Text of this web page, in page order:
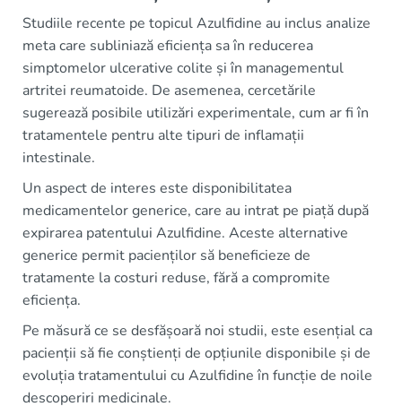
Studiile recente pe topicul Azulfidine au inclus analize
meta care subliniază eficiența sa în reducerea
simptomelor ulcerative colite și în managementul
artritei reumatoide. De asemenea, cercetările
sugerează posibile utilizări experimentale, cum ar fi în
tratamentele pentru alte tipuri de inflamații
intestinale.
Un aspect de interes este disponibilitatea
medicamentelor generice, care au intrat pe piață după
expirarea patentului Azulfidine. Aceste alternative
generice permit pacienților să beneficieze de
tratamente la costuri reduse, fără a compromite
eficiența.
Pe măsură ce se desfășoară noi studii, este esențial ca
pacienții să fie conștienți de opțiunile disponibile și de
evoluția tratamentului cu Azulfidine în funcție de noile
descoperiri medicinale.